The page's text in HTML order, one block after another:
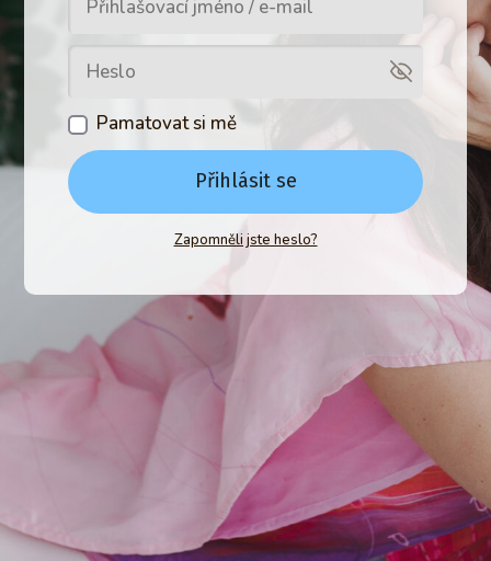
Pamatovat si mě
Přihlásit se
Zapomněli jste heslo?